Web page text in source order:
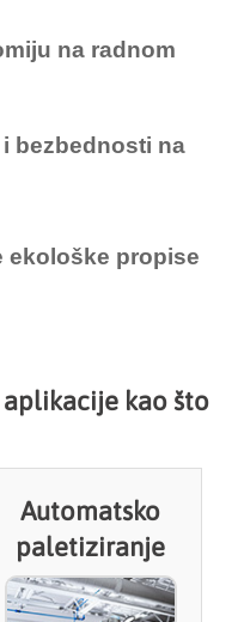
na radnom
bezbednosti na
ekološke propise
kao što
Automatsko
paletiziranje